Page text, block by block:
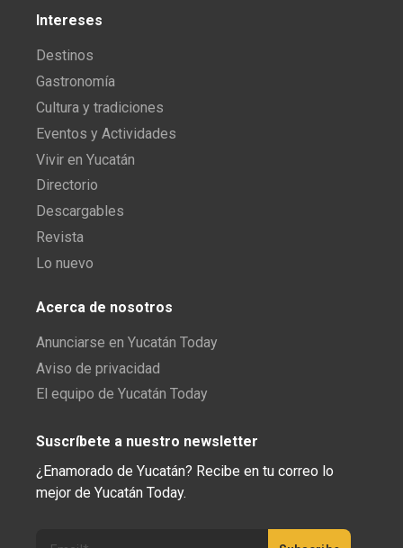
Intereses
Destinos
Gastronomía
Cultura y tradiciones
Eventos y Actividades
Vivir en Yucatán
Directorio
Descargables
Revista
Lo nuevo
Acerca de nosotros
Anunciarse en Yucatán Today
Aviso de privacidad
El equipo de Yucatán Today
Suscríbete a nuestro newsletter
¿Enamorado de Yucatán? Recibe en tu correo lo
mejor de Yucatán Today.